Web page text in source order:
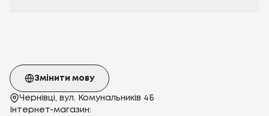
Чернівці, вул. Комунальників 4Б
Інтернет-магазин:
Змінити мову